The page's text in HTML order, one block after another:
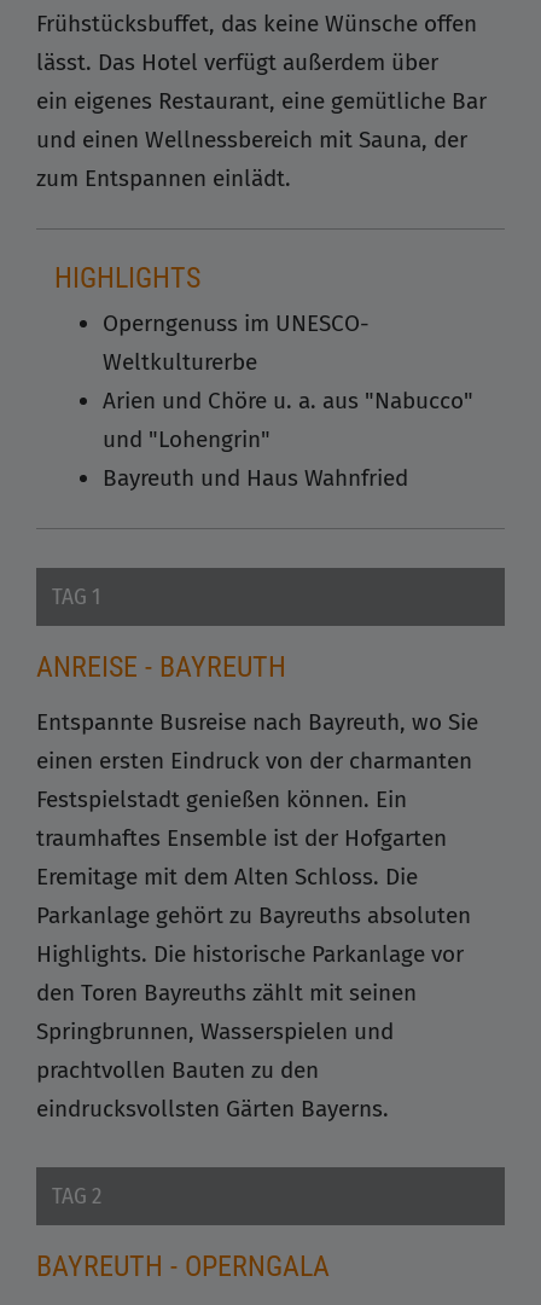
Frühstücksbuffet, das keine Wünsche offen
lässt. Das Hotel verfügt außerdem über
ein eigenes Restaurant, eine gemütliche Bar
und einen Wellnessbereich mit Sauna, der
zum Entspannen einlädt.
HIGHLIGHTS
Operngenuss im UNESCO-
Weltkulturerbe
Arien und Chöre u. a. aus "Nabucco"
und "Lohengrin"
Bayreuth und Haus Wahnfried
TAG 1
ANREISE - BAYREUTH
Entspannte Busreise nach Bayreuth, wo Sie
einen ersten Eindruck von der charmanten
Festspielstadt genießen können. Ein
traumhaftes Ensemble ist der Hofgarten
Eremitage mit dem Alten Schloss. Die
Parkanlage gehört zu Bayreuths absoluten
Highlights. Die historische Parkanlage vor
den Toren Bayreuths zählt mit seinen
Springbrunnen, Wasserspielen und
prachtvollen Bauten zu den
eindrucksvollsten Gärten Bayerns.
TAG 2
BAYREUTH - OPERNGALA